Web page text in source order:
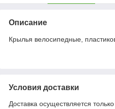
Описание
Крылья велосипедные,
Условия доставки
Доставка осуществляется